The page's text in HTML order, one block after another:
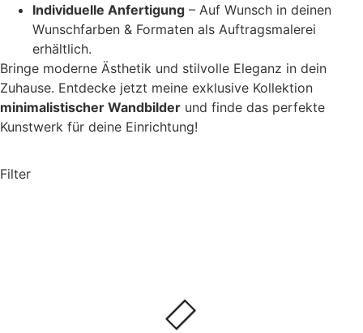
Individuelle Anfertigung – Auf Wunsch in deinen
Wunschfarben & Formaten als Auftragsmalerei
erhältlich.
Bringe moderne Ästhetik und stilvolle Eleganz in dein
Zuhause. Entdecke jetzt meine exklusive Kollektion
minimalistischer Wandbilder und finde das perfekte
Kunstwerk für deine Einrichtung!
Filter